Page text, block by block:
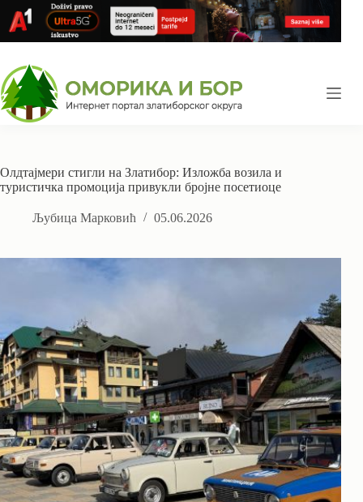
content
Олдтајмери стигли на Златибор: Изложба возила и
туристичка промоција привукли бројне посетиоце
Љубица Марковић 05.06.2026